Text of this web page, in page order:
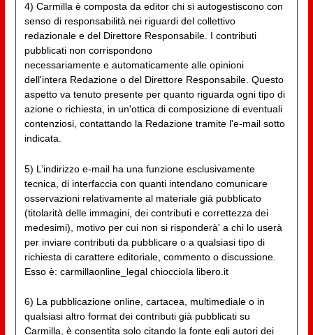
4) Carmilla è composta da editor chi si autogestiscono con
senso di responsabilità nei riguardi del collettivo
redazionale e del Direttore Responsabile. I contributi
pubblicati non corrispondono
necessariamente e automaticamente alle opinioni
dell'intera Redazione o del Direttore Responsabile. Questo
aspetto va tenuto presente per quanto riguarda ogni tipo di
azione o richiesta, in un'ottica di composizione di eventuali
contenziosi, contattando la Redazione tramite l'e-mail sotto
indicata.
5) L’indirizzo e-mail ha una funzione esclusivamente
tecnica, di interfaccia con quanti intendano comunicare
osservazioni relativamente al materiale già pubblicato
(titolarità delle immagini, dei contributi e correttezza dei
medesimi), motivo per cui non si risponderà' a chi lo userà
per inviare contributi da pubblicare o a qualsiasi tipo di
richiesta di carattere editoriale, commento o discussione.
Esso è: carmillaonline_legal chiocciola libero.it
6) La pubblicazione online, cartacea, multimediale o in
qualsiasi altro format dei contributi già pubblicati su
Carmilla, è consentita solo citando la fonte egli autori dei